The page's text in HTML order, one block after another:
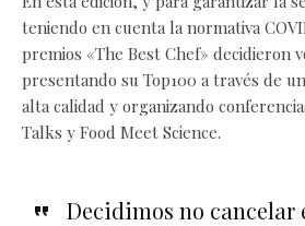
teniendo en cuenta la normativa
premios «The Best Chef» decidieron
presentando su Top100 a través de
alta calidad y organizando
Talks y Food Meet Science.
Decidimos no cancelar